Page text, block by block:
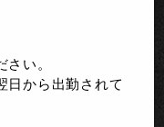
さい。
日から出勤されて